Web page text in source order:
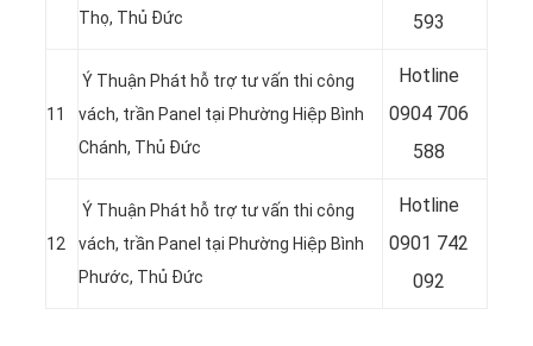
Thọ, Thủ Đức
593
11
Ý Thuận Phát hỗ trợ tư vấn thi công
vách, trần Panel tại Phường Hiệp Bình
Chánh, Thủ Đức
Hotline
0904 706
588
12
Ý Thuận Phát hỗ trợ tư vấn thi công
vách, trần Panel tại Phường Hiệp Bình
Phước, Thủ Đức
Hotline
0901 742
092